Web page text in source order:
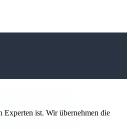
ist. Wir übernehmen die